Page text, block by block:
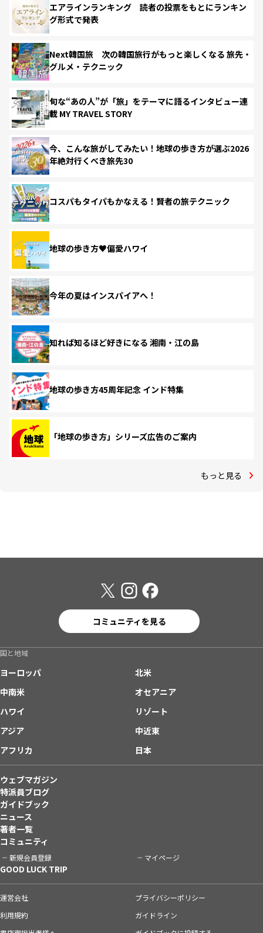
エアラインランキング 読者の投票をもとにランキン
グ形式で発表
Next韓国旅 次の韓国旅行がもっと楽しくなる 旅先・
グルメ・テクニック
旬な“あの人”が「旅」をテーマに語るインタビュー連
載 MY TRAVEL STORY
今、こんな旅がしてみたい！地球の歩き方が選ぶ2026
年絶対行くべき旅先30
コスパもタイパもかなえる！賢者の旅テクニック
地球の歩き方♥偏愛ハワイ
今年の夏はインスパイアへ！
知れば知るほど好きになる 湘南・江の島
地球の歩き方45周年記念 インド特集
「地球の歩き方」シリーズ広告のご案内
もっと見る
コミュニティを見る
国と地域
ヨーロッパ
北米
中南米
オセアニア
ハワイ
リゾート
アジア
中近東
アフリカ
日本
ウェブマガジン
特派員ブログ
ガイドブック
ニュース
著者一覧
コミュニティ
新規会員登録 マイページ
GOOD LUCK TRIP
運営会社
プライバシーポリシー
利用規約
ガイドライン